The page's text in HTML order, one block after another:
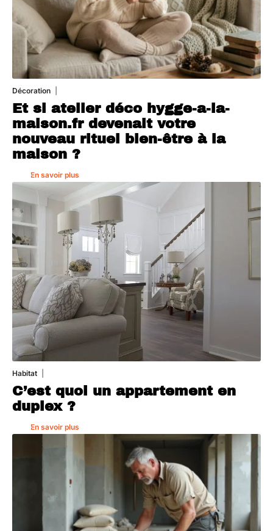
Décoration
Et si atelier déco hygge-a-la-
maison.fr devenait votre
nouveau rituel bien-être à la
maison ?
En savoir plus
Habitat
C’est quoi un appartement en
duplex ?
En savoir plus